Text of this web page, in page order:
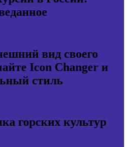
вид своего
Icon Changer и
стиль
горских культур